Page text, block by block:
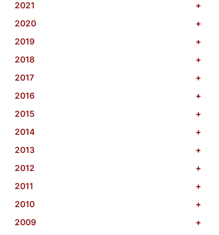
2021
+
2020
+
2019
+
2018
+
2017
+
2016
+
2015
+
2014
+
2013
+
2012
+
2011
+
2010
+
2009
+